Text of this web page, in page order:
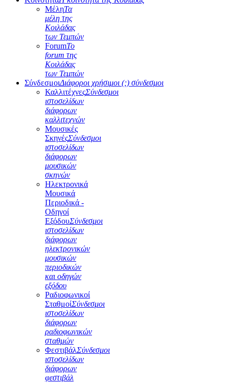
ΜέληΤα
μέλη της
Κοιλάδας
των Τεμπών
ForumΤο
forum της
Κοιλάδας
των Τεμπών
ΣύνδεσμοιΔιάφοροι χρήσιμοι (;) σύνδεσμοι
ΚαλλιτέχνεςΣύνδεσμοι
ιστοσελίδων
διάφορων
καλλιτεχνών
Μουσικές
ΣκηνέςΣύνδεσμοι
ιστοσελίδων
διάφορων
μουσικών
σκηνών
Ηλεκτρονικά
Μουσικά
Περιοδικά -
Οδηγοί
ΕξόδουΣύνδεσμοι
ιστοσελίδων
διάφορων
ηλεκτρονικών
μουσικών
περιοδικών
και οδηγών
εξόδου
Ραδιοφωνικοί
ΣταθμοίΣύνδεσμοι
ιστοσελίδων
διάφορων
ραδιοφωνικών
σταθμών
ΦεστιβάλΣύνδεσμοι
ιστοσελίδων
διάφορων
φεστιβάλ